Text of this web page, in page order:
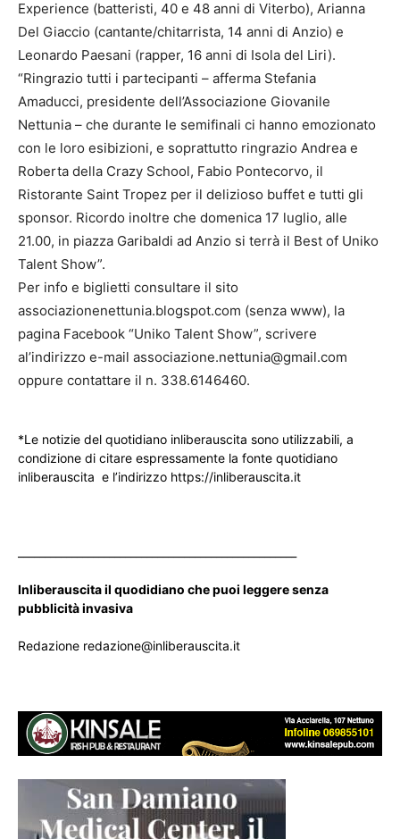
Experience (batteristi, 40 e 48 anni di Viterbo), Arianna
Del Giaccio (cantante/chitarrista, 14 anni di Anzio) e
Leonardo Paesani (rapper, 16 anni di Isola del Liri).
“Ringrazio tutti i partecipanti – afferma Stefania
Amaducci, presidente dell’Associazione Giovanile
Nettunia – che durante le semifinali ci hanno emozionato
con le loro esibizioni, e soprattutto ringrazio Andrea e
Roberta della Crazy School, Fabio Pontecorvo, il
Ristorante Saint Tropez per il delizioso buffet e tutti gli
sponsor. Ricordo inoltre che domenica 17 luglio, alle
21.00, in piazza Garibaldi ad Anzio si terrà il Best of Uniko
Talent Show”.
Per info e biglietti consultare il sito
associazionenettunia.blogspot.com (senza www), la
pagina Facebook “Uniko Talent Show”, scrivere
al’indirizzo e-mail associazione.nettunia@gmail.com
oppure contattare il n. 338.6146460.
*Le notizie del quotidiano inliberauscita sono utilizzabili, a
condizione di citare espressamente la fonte quotidiano
inliberauscita e l’indirizzo https://inliberauscita.it
Inliberauscita il quodidiano che puoi leggere senza
pubblicità invasiva
Redazione redazione@inliberauscita.it